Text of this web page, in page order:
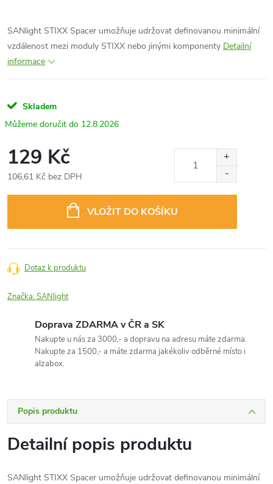
SANlight STIXX Spacer umožňuje udržovat definovanou minimální
vzdálenost mezi moduly STIXX nebo jinými komponenty Detailní
informace
Skladem
12.8.2026
129 Kč
106,61 Kč bez DPH
VLOŽIT DO KOŠÍKU
Dotaz k produktu
Značka:SANlight
Doprava ZDARMA v ČR a SK
Nakupte u nás za 3000,- a dopravu na adresu máte zdarma.
Nakupte za 1500,- a máte zdarma jakékoliv odběrné místo i
alzabox.
Popis produktu
Detailní popis produktu
SANlight STIXX Spacer umožňuje udržovat definovanou minimální